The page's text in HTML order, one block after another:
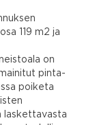
119 m2 ja
on
pinta-
poiketa
laskettavasta